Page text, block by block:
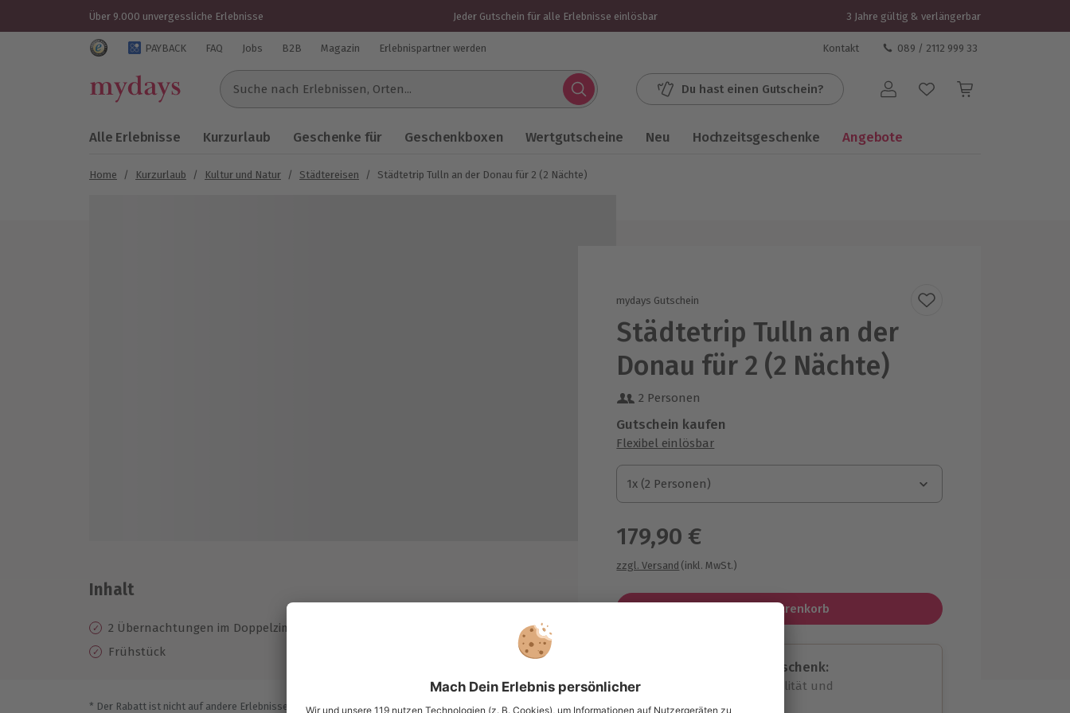
Über 9.000 unvergessliche Erlebnisse Jeder Gutschein für alle Erlebnisse einlösbar 3 Jahre gültig & verlängerbar
Trustedshops Bewertungen für mydays.de
PAYBACK FAQ Jobs B2B Magazin Erlebnispartner werden Kontakt 089 / 2112 999 33
Suche nach Erlebnissen...
Du hast einen Gutschein? Benutzerkonto
Alle Erlebnisse Kurzurlaub Geschenke für Geschenkboxen Wertgutscheine Neu Hochzeitsgeschenke Angebote
Home / Kurzurlaub / Kultur und Natur / Städtereisen / Städtetrip Tulln an der Donau für 2 (2 Nächte)
mydays Gutschein
Städtetrip Tulln an der
Donau für 2 (2 Nächte)
2 Personen
Gutschein kaufen
Flexibel einlösbar
1x (2 Personen)
1x (2 Personen)
1x (2 Personen)
179,90 €
zzgl. Versand (inkl. MwSt.)
In den Warenkorb
Immer das passende Geschenk:
Große Auswahl, volle Flexibilität und
Inhalt
2 Übernachtungen im Doppelzimmer im 4* Best Western Hotel Tulln
Frühstück
* Der Rabatt ist nicht auf andere Erlebnisse bei der Einlösung übertragbar. Details